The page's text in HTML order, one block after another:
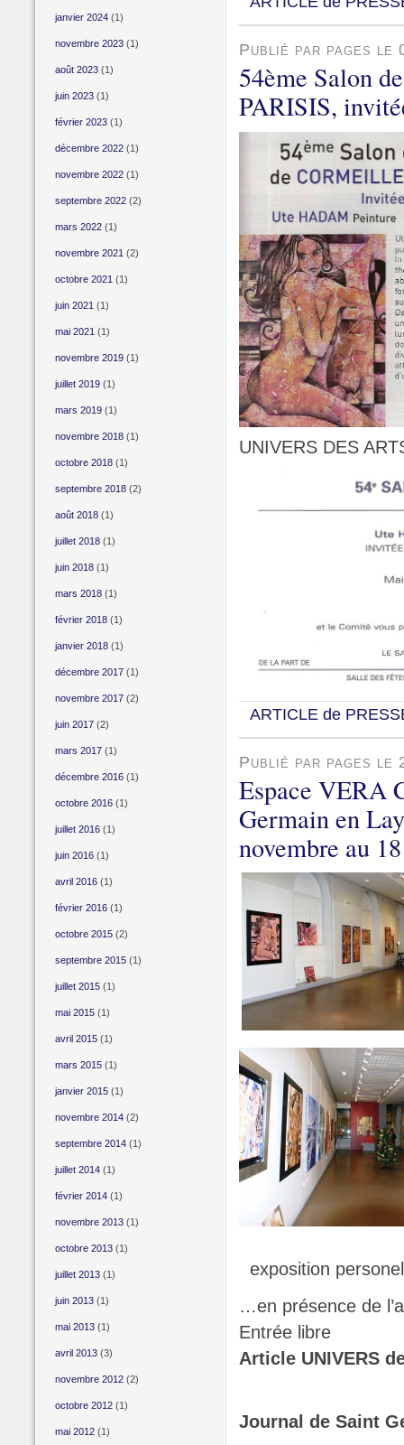
Publié par pages le
54ème Salon
PARISIS,
UNIVERS DES
ARTICLE de
Publié par pages le
Espace VERA
Germain en
novembre au
exposition
…en présence de
Entrée libre
Article UNIVERS
Journal de Saint
janvier 2024(1)
novembre 2023(1)
août 2023(1)
juin 2023(1)
février 2023(1)
décembre 2022(1)
novembre 2022(1)
septembre 2022(2)
mars 2022(1)
novembre 2021 (2)
octobre 2021 (1)
juin 2021 (1)
mai 2021 (1)
novembre 2019(1)
juillet 2019(1)
mars 2019(1)
novembre 2018(1)
octobre 2018(1)
septembre 2018(2)
août 2018(1)
juillet 2018(1)
juin 2018(1)
mars 2018(1)
février 2018(1)
janvier 2018(1)
décembre 2017(1)
novembre 2017(2)
juin 2017(2)
mars 2017(1)
décembre 2016(1)
octobre 2016(1)
juillet 2016(1)
juin 2016(1)
avril 2016(1)
février 2016(1)
octobre 2015(2)
septembre 2015(1)
juillet 2015(1)
mai 2015(1)
avril 2015(1)
mars 2015(1)
janvier 2015(1)
novembre 2014(2)
septembre 2014(1)
juillet 2014(1)
février 2014(1)
novembre 2013(1)
octobre 2013(1)
juillet 2013(1)
juin 2013(1)
mai 2013(1)
avril 2013(3)
novembre 2012(2)
octobre 2012(1)
mai 2012(1)